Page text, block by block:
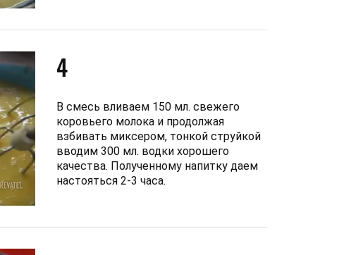
4
В смесь вливаем 150 мл. свежего
коровьего молока и продолжая
взбивать миксером, тонкой струйкой
вводим 300 мл. водки хорошего
качества. Полученному напитку даем
настояться 2-3 часа.